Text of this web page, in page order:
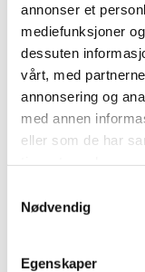
annonser et
mediefunksjoner
dessuten
vårt, med
annonsering og
med annen
eller som de har
Nødvendig
Egenskaper
Alle som ferdes i
at det ikke oppstår
viktigste bidraget
trafikkreglene og
Hovedformålet
sentrale regler i